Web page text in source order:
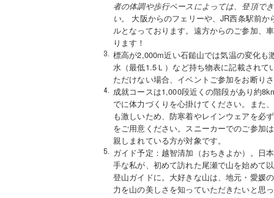
者の体調や歩行ペースによっては、登頂で
い。
大阪からのフェリーや、JR西条駅前
ルとなっております。遠方からのご参加、
ります！
標高が2,000m近い石鎚山では気温の変化
水（最低1.5Ｌ）など持ち物表に記載され
ただけない場合、イベントご参加をお断り
成就コースは1,000段近くの階段があり約
でに体力づくりを心掛けてください。また
も激しいため、防寒着やレインウェアを必
をご用意ください。スニーカーでのご参加
親しまれている方が対象です。
ガイド予定：越智清加（おちきよか）。日
手な私が、初めて訪れた尾瀬で山を始めて
登山ガイドに。大好きな山は、地元・愛媛
力を山の美しさを知っていただきたいと思